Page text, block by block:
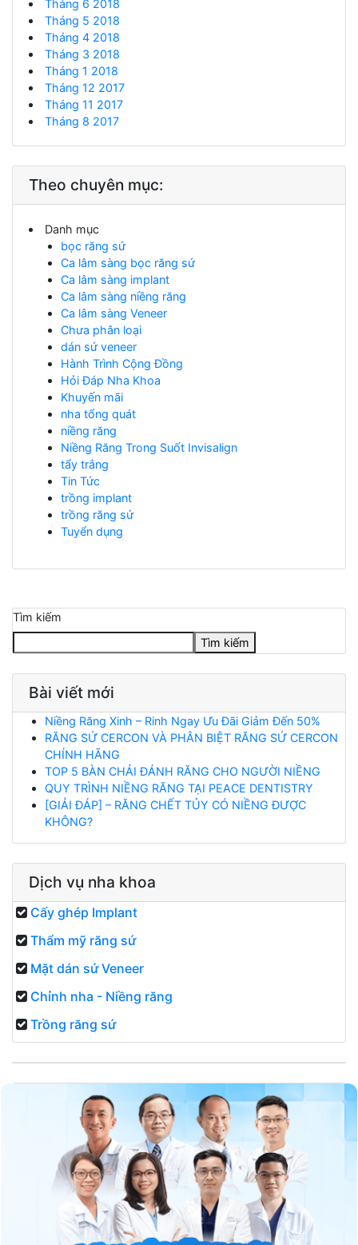
Tháng 6 2018
Tháng 5 2018
Tháng 4 2018
Tháng 3 2018
Tháng 1 2018
Tháng 12 2017
Tháng 11 2017
Tháng 8 2017
Theo chuyên mục:
Danh mục
bọc răng sứ
Ca lâm sàng bọc răng sứ
Ca lâm sàng implant
Ca lâm sàng niềng răng
Ca lâm sàng Veneer
Chưa phân loại
dán sứ veneer
Hành Trình Cộng Đồng
Hỏi Đáp Nha Khoa
Khuyến mãi
nha tổng quát
niềng răng
Niềng Răng Trong Suốt Invisalign
tẩy trắng
Tin Tức
trồng implant
trồng răng sứ
Tuyển dụng
Tìm kiếm
Tìm kiếm
Bài viết mới
Niềng Răng Xinh – Rinh Ngay Ưu Đãi Giảm Đến 50%
RĂNG SỨ CERCON VÀ PHÂN BIỆT RĂNG SỨ CERCON
CHÍNH HÃNG
TOP 5 BÀN CHẢI ĐÁNH RĂNG CHO NGƯỜI NIỀNG
QUY TRÌNH NIỀNG RĂNG TẠI PEACE DENTISTRY
[GIẢI ĐÁP] – RĂNG CHẾT TỦY CÓ NIỀNG ĐƯỢC
KHÔNG?
Dịch vụ nha khoa
Cấy ghép Implant
Thẩm mỹ răng sứ
Mặt dán sứ Veneer
Chỉnh nha - Niềng răng
Trồng răng sứ